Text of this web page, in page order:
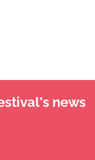
news